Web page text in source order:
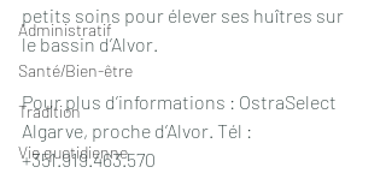
Administratif
Santé/Bien-être
Tradition
Vie quotidienne
petits soins pour élever ses huîtres sur
le bassin d’Alvor.
Pour plus d’informations : OstraSelect
Algarve, proche d’Alvor. Tél :
+351.919.463.570